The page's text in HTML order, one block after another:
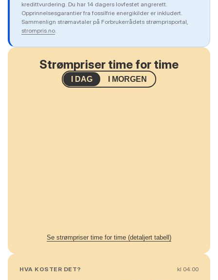
kredittvurdering. Du har 14 dagers lovfestet angrerett.
Opprinnelsesgarantier fra fossilfrie energikilder er inkludert.
Sammenlign strømavtaler på Forbrukerrådets strømprisportal,
strompris.no.
Strømpriser time for time
I DAG I MORGEN
Se strømpriser time for time (detaljert tabell)
HVA KOSTER DET? kl 04:00